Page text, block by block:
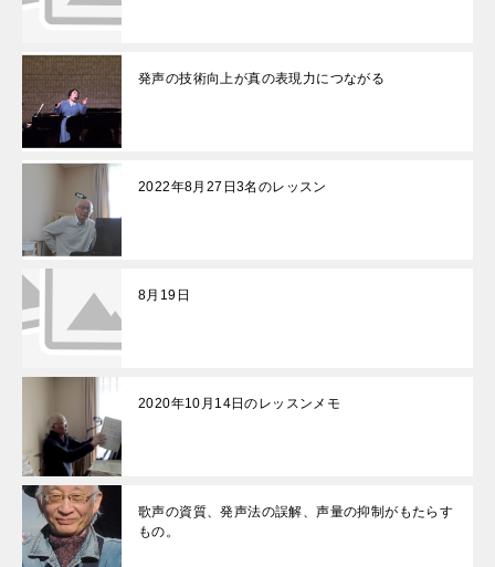
発声の技術向上が真の表現力につながる
2022年8月27日3名のレッスン
8月19日
2020年10月14日のレッスンメモ
歌声の資質、発声法の誤解、声量の抑制がもたらす
もの。